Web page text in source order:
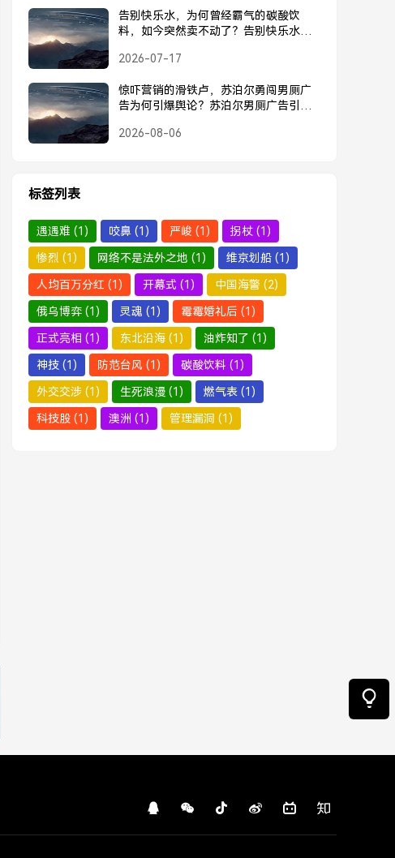
告别快乐水，为何曾经霸气的碳酸饮
料，如今突然卖不动了？告别快乐水，
了？
2026-07-17
惊吓营销的滑铁卢，苏泊尔勇闯男厕广
告为何引爆舆论？苏泊尔男厕广告引爆
2026-08-06
标签列表
遇遇难 (1) 咬鼻 (1) 严峻 (1) 拐杖 (1)
惨烈 (1) 网络不是法外之地 (1) 维京划船 (1)
人均百万分红 (1) 开幕式 (1) 中国海警 (2)
俄乌博弈 (1) 灵魂 (1) 霉霉婚礼后 (1)
正式亮相 (1) 东北沿海 (1) 油炸知了 (1)
神技 (1) 防范台风 (1) 碳酸饮料 (1)
外交交涉 (1) 生死浪漫 (1) 燃气表 (1)
科技股 (1) 澳洲 (1) 管理漏洞 (1)